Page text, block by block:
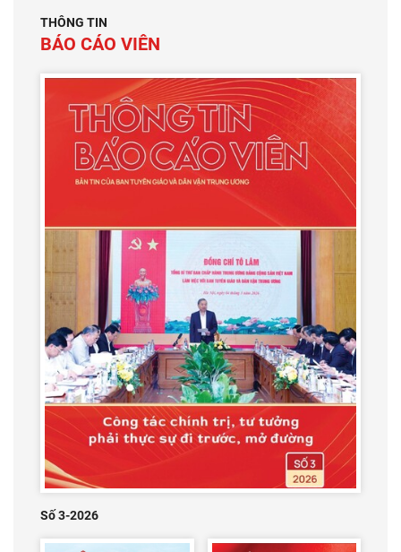
THÔNG TIN
BÁO CÁO VIÊN
Số 3-2026